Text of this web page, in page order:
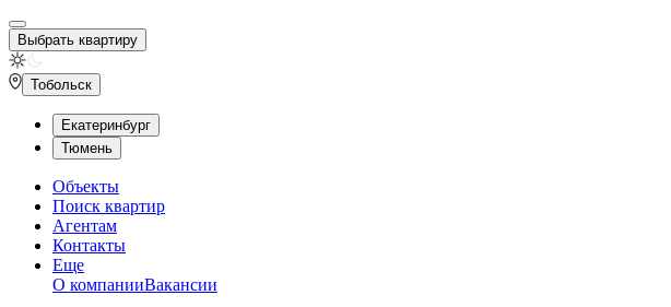
Выбрать квартиру
Тобольск
Екатеринбург
Тюмень
Объекты
Поиск квартир
Агентам
Контакты
Еще
О компанииВакансии